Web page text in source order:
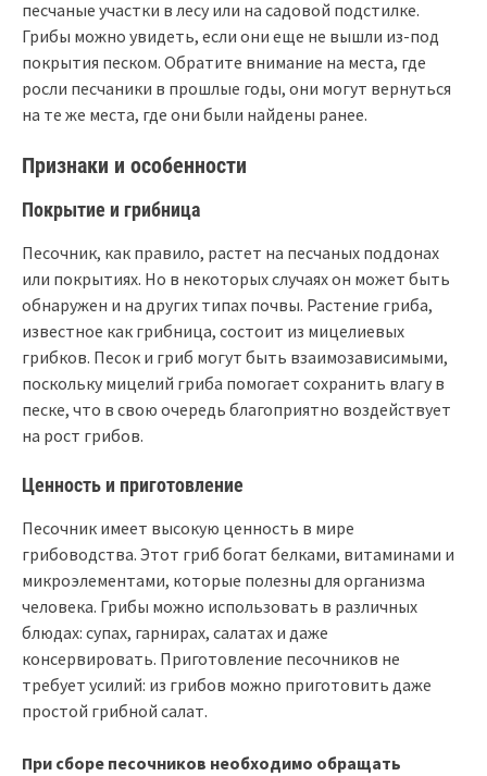
песчаные участки в лесу или на садовой подстилке.
Грибы можно увидеть, если они еще не вышли из-под
покрытия песком. Обратите внимание на места, где
росли песчаники в прошлые годы, они могут вернуться
на те же места, где они были найдены ранее.
Признаки и особенности
Покрытие и грибница
Песочник, как правило, растет на песчаных поддонах
или покрытиях. Но в некоторых случаях он может быть
обнаружен и на других типах почвы. Растение гриба,
известное как грибница, состоит из мицелиевых
грибков. Песок и гриб могут быть взаимозависимыми,
поскольку мицелий гриба помогает сохранить влагу в
песке, что в свою очередь благоприятно воздействует
на рост грибов.
Ценность и приготовление
Песочник имеет высокую ценность в мире
грибоводства. Этот гриб богат белками, витаминами и
микроэлементами, которые полезны для организма
человека. Грибы можно использовать в различных
блюдах: супах, гарнирах, салатах и даже
консервировать. Приготовление песочников не
требует усилий: из грибов можно приготовить даже
простой грибной салат.
При сборе песочников необходимо обращать